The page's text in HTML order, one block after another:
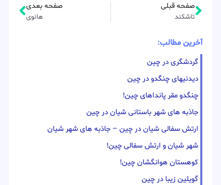
صفحه قبلی
تاشکند
صفحه بعدی
هانوی
آخرین مطالب:
گردشگری در چین
دیدنیهای چنگدو در چین
چنگدو مقر پانداهای چین!
جاذبه های شهر باستانی شیان در چین
ارتش سفالی شیان در چین – جاذبه های شهر شیان
شهر شیان و ارتش سفالی چین!
کوهستان هوانگشان چین!
گویلین زیبا در چین